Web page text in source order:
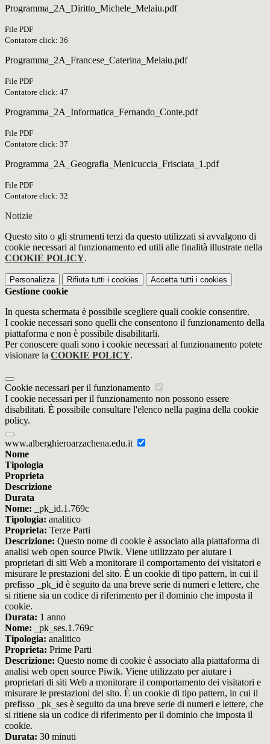
Programma_2A_Diritto_Michele_Melaiu.pdf
File PDF
Contatore click: 36
Programma_2A_Francese_Caterina_Melaiu.pdf
File PDF
Contatore click: 47
Programma_2A_Informatica_Fernando_Conte.pdf
File PDF
Contatore click: 37
Programma_2A_Geografia_Menicuccia_Frisciata_1.pdf
File PDF
Contatore click: 32
Notizie
Questo sito o gli strumenti terzi da questo utilizzati si avvalgono di
cookie necessari al funzionamento ed utili alle finalità illustrate nella
COOKIE POLICY.
Personalizza Rifiuta tutti i cookies Accetta tutti i cookies
Gestione cookie
In questa schermata è possibile scegliere quali cookie consentire.
I cookie necessari sono quelli che consentono il funzionamento della
piattaforma e non è possibile disabilitarli.
Per conoscere quali sono i cookie necessari al funzionamento potete
visionare la COOKIE POLICY.
Cookie necessari per il funzionamento
I cookie necessari per il funzionamento non possono essere
disabilitati. È possibile consultare l'elenco nella pagina della cookie
policy.
www.alberghieroarzachena.edu.it
Nome
Tipologia
Proprieta
Descrizione
Durata
Nome: _pk_id.1.769c
Tipologia: analitico
Proprieta: Terze Parti
Descrizione: Questo nome di cookie è associato alla piattaforma di
analisi web open source Piwik. Viene utilizzato per aiutare i
proprietari di siti Web a monitorare il comportamento dei visitatori e
misurare le prestazioni del sito. È un cookie di tipo pattern, in cui il
prefisso _pk_id è seguito da una breve serie di numeri e lettere, che
si ritiene sia un codice di riferimento per il dominio che imposta il
cookie.
Durata: 1 anno
Nome: _pk_ses.1.769c
Tipologia: analitico
Proprieta: Prime Parti
Descrizione: Questo nome di cookie è associato alla piattaforma di
analisi web open source Piwik. Viene utilizzato per aiutare i
proprietari di siti Web a monitorare il comportamento dei visitatori e
misurare le prestazioni del sito. È un cookie di tipo pattern, in cui il
prefisso _pk_ses è seguito da una breve serie di numeri e lettere, che
si ritiene sia un codice di riferimento per il dominio che imposta il
cookie.
Durata: 30 minuti